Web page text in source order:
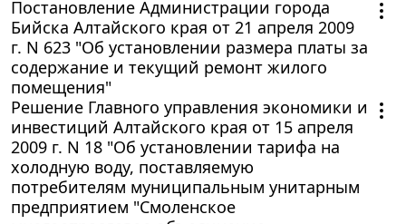
Постановление Администрации города
Бийска Алтайского края от 21 апреля 2009
г. N 623 "Об установлении размера платы за
содержание и текущий ремонт жилого
помещения"
Решение Главного управления экономики и
инвестиций Алтайского края от 15 апреля
2009 г. N 18 "Об установлении тарифа на
холодную воду, поставляемую
потребителям муниципальным унитарным
предприятием "Смоленское